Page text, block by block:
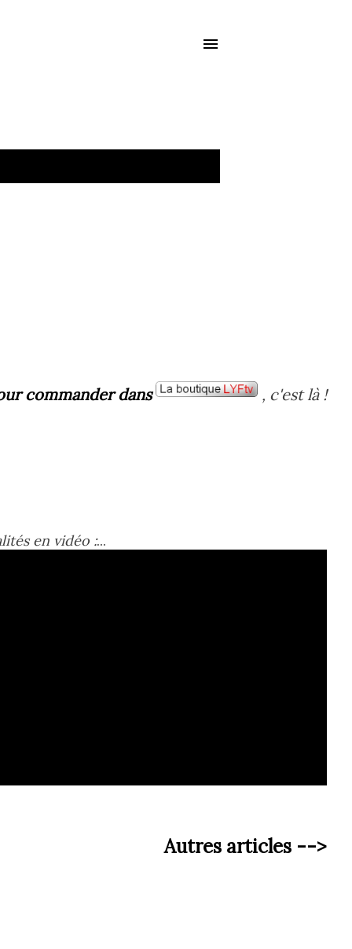
commander dans , c'est là !
en vidéo :...
Autres articles -->